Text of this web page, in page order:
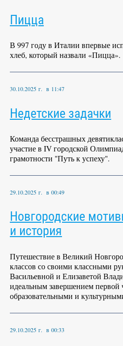
Пицца
В 997 году в Италии впервые
хлеб, который назвали «Пицца».
30.10.2025 г. в 11:47
Недетские задачки
Команда бесстрашных
участие в IV городской
грамотности "Путь к успеху".
29.10.2025 г. в 00:49
Новгородские
и история
Путешествие в Великий
классов со своими классными
Васильевной и Елизаветой
идеальным завершением
образовательными и
29.10.2025 г. в 00:33